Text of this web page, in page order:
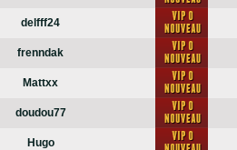
delfff24
frenndak
Mattxx
doudou77
Hugo